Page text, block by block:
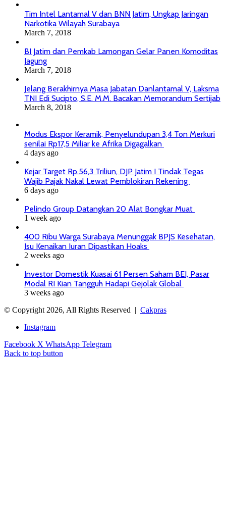
Tim Intel Lantamal V dan BNN Jatim, Ungkap Jaringan
Narkotika Wilayah Surabaya
March 7, 2018
BI Jatim dan Pemkab Lamongan Gelar Panen Komoditas
Jagung
March 7, 2018
Jelang Berakhirnya Masa Jabatan Danlantamal V, Laksma
TNI Edi Sucipto, S.E. M.M. Bacakan Memorandum Sertijab
March 8, 2018
Modus Ekspor Keramik, Penyelundupan 3,4 Ton Merkuri
senilai Rp17,5 Miliar ke Afrika Digagalkan
4 days ago
Kejar Target Rp.56,3 Triliun, DJP Jatim I Tindak Tegas
Wajib Pajak Nakal Lewat Pemblokiran Rekening
6 days ago
Pelindo Group Datangkan 20 Alat Bongkar Muat
1 week ago
400 Ribu Warga Surabaya Menunggak BPJS Kesehatan,
Isu Kenaikan Iuran Dipastikan Hoaks
2 weeks ago
Investor Domestik Kuasai 61 Persen Saham BEI, Pasar
Modal RI Kian Tangguh Hadapi Gejolak Global
3 weeks ago
© Copyright 2026, All Rights Reserved | Cakpras
Instagram
Facebook X WhatsApp Telegram
Back to top button